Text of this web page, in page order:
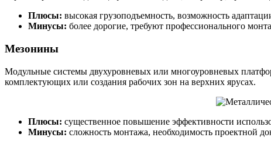
Плюсы: высокая грузоподъемность, возможность
Минусы: более дорогие, требуют профессионального
Мезонины
Модульные системы двухуровневых или многоуровневых
комплектующих или создания рабочих зон на верхних ярусах.
Плюсы: существенное повышение эффективности
Минусы: сложность монтажа, необходимость проектной